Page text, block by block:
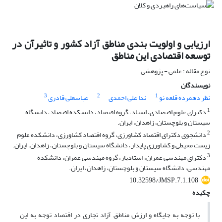
ارزیابی و اولویت بندی مناطق آزاد کشور و تاثیرآن در
توسعه اقتصادی این مناطق
نوع مقاله : علمی - پژوهشی
نویسندگان
نظر دهمرده قلعه نو1 ندا علی احمدی 2 عباسعلی قادری3
1 دکترای علوم اقتصادی، استاد، گروه اقتصاد، دانشکده اقتصاد، دانشگاه
سیستان و بلوچستان، زاهدان، ایران.
2دانشجوی دکترای اقتصاد کشاورزی، گروه اقتصاد کشاورزی، دانشکده علوم
زیست محیطی و کشاورزی پایدار، دانشگاه سیستان و بلوچستان، زاهدان، ایران.
3دکترای مهندسی عمران، استادیار، گروه مهندسی عمران، دانشکده
مهندسی، دانشگاه سیستان و بلوچستان، زاهدان، ایران.
10.32598/JMSP.7.1.108
چکیده
با توجه به جایگاه و ارزش مناطق آزاد تجاری در اقتصاد توجه به این